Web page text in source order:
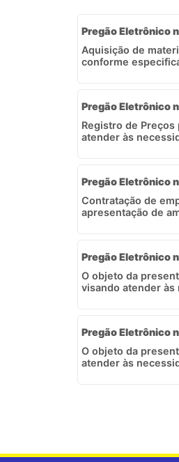
Pregão Eletrônico
Aquisição de
conforme
Pregão Eletrônico
Registro de
atender às
Pregão Eletrônico
Contratação de
apresentação de
Pregão Eletrônico
O objeto da
visando atender às
Pregão Eletrônico
O objeto da
atender às